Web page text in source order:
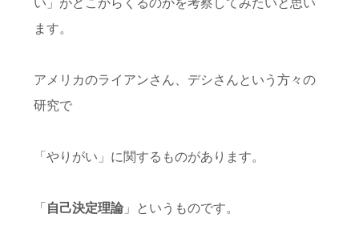
い」がどこからくるのかを考察してみたいと思い
ます。
アメリカのライアンさん、デシさんという方々の
研究で
「やりがい」に関するものがあります。
「 自己決定理論」というものです。